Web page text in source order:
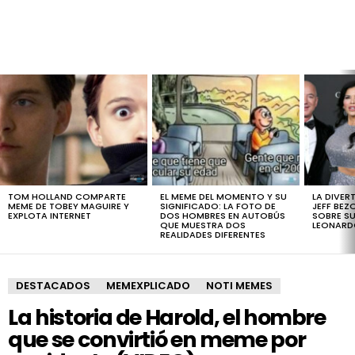
STORIES
TOM HOLLAND COMPARTE
MEME DE TOBEY MAGUIRE Y
EXPLOTA INTERNET
EL MEME DEL MOMENTO Y SU
SIGNIFICADO: LA FOTO DE
DOS HOMBRES EN AUTOBÚS
QUE MUESTRA DOS
REALIDADES DIFERENTES
LA
JEFF
SOBRE
DESTACADOS MEMEXPLICADO NOTI MEMES
La historia de Harold, el hombre
que se convirtió en meme por